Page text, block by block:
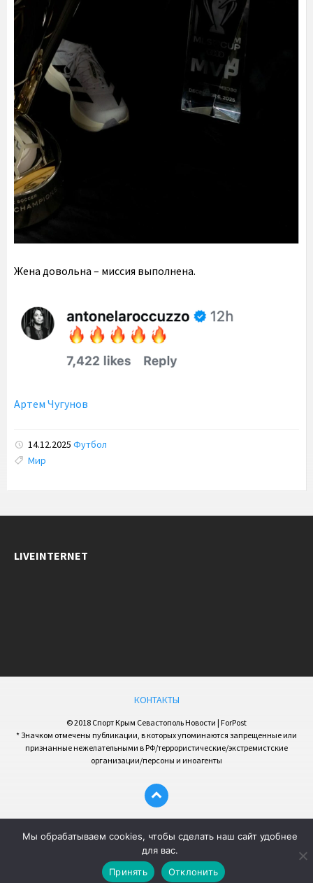
Жена довольна – миссия выполнена.
Артем Чугунов
14.12.2025 Футбол
Tags:
Мир
LIVEINTERNET
КОНТАКТЫ
© 2018 Спорт Крым Севастополь Новости | ForPost
* Значком отмечены публикации, в которых упоминаются запрещенные или
признанные нежелательными в РФ/террористические/экстремистские
организации/персоны и иноагенты
Мы обрабатываем cookies, чтобы сделать наш сайт удобнее
для вас.
Принять
Отклонить